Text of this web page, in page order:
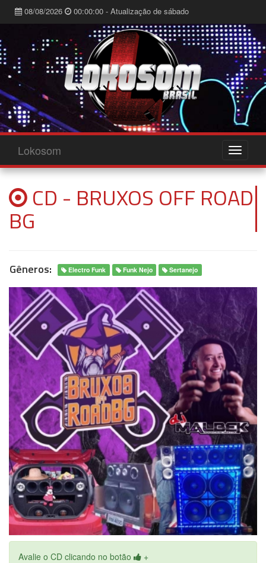
08/08/2026 00:00:00 - Atualização de sábado
Lokosom
CD - BRUXOS OFF ROAD
BG
Gêneros: Electro Funk Funk Nejo Sertanejo
Avalie o CD clicando no botão +